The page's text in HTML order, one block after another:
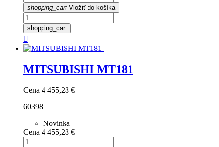
shopping_cart Vložiť do košíka
shopping_cart

MITSUBISHI MT181
Cena 4 455,28 €
60398
Novinka
Cena 4 455,28 €